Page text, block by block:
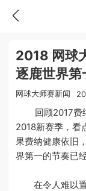
2018 网球
逐鹿世界第
网球大师赛新闻
回顾2017费纳
2018新赛季，看
果费纳健康依旧
界第一的节奏已
在令人难以置